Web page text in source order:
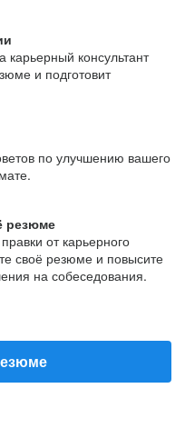
карьерный консультант
и подготовит
по улучшению вашего
резюме
от карьерного
своё резюме и повысите
на собеседования.